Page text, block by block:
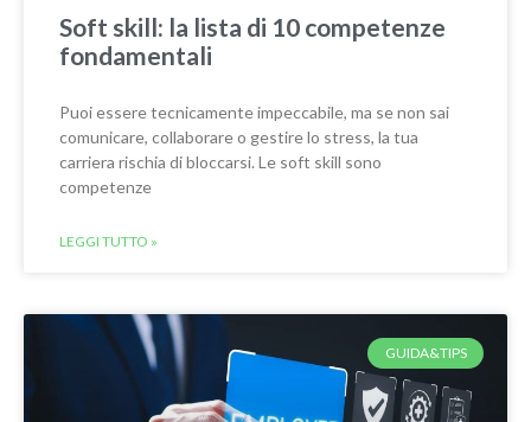
Soft skill: la lista di 10 competenze
fondamentali
Puoi essere tecnicamente impeccabile, ma se non sai
comunicare, collaborare o gestire lo stress, la tua
carriera rischia di bloccarsi. Le soft skill sono
competenze
LEGGI TUTTO »
GUIDA&TIPS